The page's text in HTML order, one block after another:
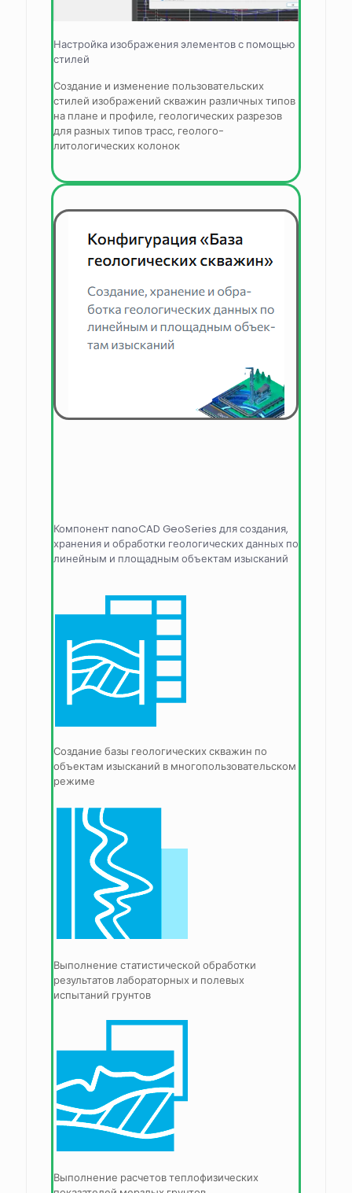
Настройка изображения элементов с помощью
стилей
Создание и изменение пользовательских
стилей изображений скважин различных типов
на плане и профиле, геологических разрезов
для разных типов трасс, геолого-
литологических колонок
Компонент nanoCAD GeoSeries для создания,
хранения и обработки геологических данных по
линейным и площадным объектам изысканий
Создание базы геологических скважин по
объектам изысканий в многопользовательском
режиме
Выполнение статистической обработки
результатов лабораторных и полевых
испытаний грунтов
Выполнение расчетов теплофизических